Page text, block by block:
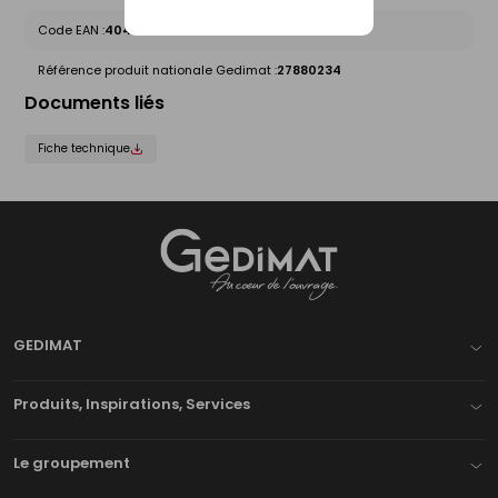
Code EAN :4045921010383
Référence produit nationale Gedimat :27880234
Documents liés
Fiche technique
GEDIMAT
Produits, Inspirations, Services
Le groupement